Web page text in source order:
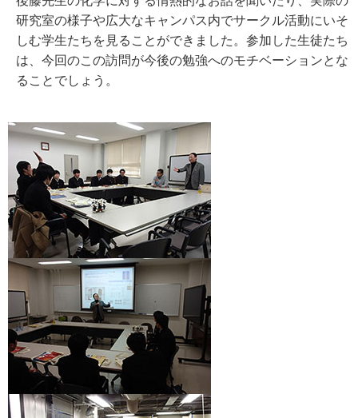
研究室の様子や広大なキャンパス内でサークル活動にいそ
しむ学生たちを見ることができました。参加した生徒たち
は、今回のこの訪問が今後の勉強へのモチベーションとな
ることでしょう。